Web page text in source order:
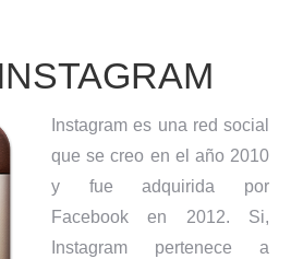
Instagram es una red social
que se creo en el año 2010
y fue adquirida por
Facebook en 2012. Si,
Instagram pertenece a